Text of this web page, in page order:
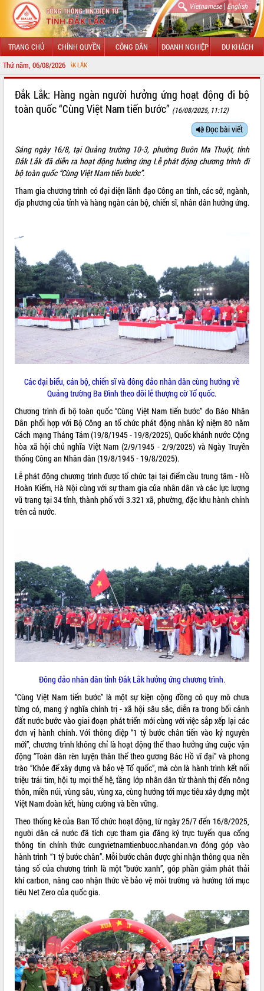
Vietnamese| English
TRANG CHỦ CHÍNH QUYỀN CÔNG DÂN DOANH NGHIỆP DU KHÁCH
Thứ năm, 06/08/2026
GIỚI THIỆU
LÃNH ĐẠO UBND TỈNH
SỞ, BAN, NGÀNH
THÔNG TIN CHỈ ĐẠO ĐIỀU HÀNH
VĂN BẢN HĐND TỈNH
ĐIỂM TIN VĂN BẢN
QUY HOẠCH - KẾ HOẠCH
Loading the player...
Lễ truy tặng danh hiệu “Bà Mẹ Việt
Nam Anh hùng” và trao Huân chương
Lao động
UBND tỉnh Đắk Lắk triển khai nhiệm
vụ 6 tháng cuối năm 2026
Kỳ họp thứ Hai, Hội đồng nhân dân
tỉnh khóa XI quyết nghị nhiều nội dung
quan trọng
Triết thăm, tặng quà người có công với
cách mạng
Rà soát, hoàn thiện hệ thống thiết chế
văn hóa, thể thao đáp ứng yêu cầu
phát triển mới
Thường trực HĐND tỉnh Đắk Lắk gặp
mặt Đoàn chuyên gia y tế TP. Hồ Chí
Minh
Lễ truy điệu và an táng hài cốt liệt sĩ
tại Nghĩa trang Liệt sĩ xã Sơn Hòa
Bàn giải pháp tháo gỡ khó khăn trong
xuất khẩu sầu riêng và triển khai quy
định EUDR
Thứ trưởng Bộ Nông nghiệp và Môi
trường Nguyễn Hoàng Hiệp khảo sát
vùng trồng và doanh nghiệp đóng gói
Trình diễn nghệ thuật chế biến các
món ăn từ sầu riêng
Đắk Lắk công bố Quy hoạch và xúc
tiến đầu tư tỉnh
Ngành cá ngừ Đắk Lắk chủ động thích
ứng để giữ vững thị trường xuất khẩu
ALBUM ẢNH
LIÊN KẾT WEB
THỐNG KÊ TRUY CẬP
Hôm nay: 147
Tất cả: 66012887
Đắk Lắk: Hàng ngàn người hưởng ứng hoạt động đi bộ
toàn quốc “Cùng Việt Nam tiến bước” (16/08/2025, 11:12)
Đọc bài viết
Sáng ngày 16/8, tại Quảng trường 10-3, phường Buôn Ma Thuột, tỉnh
Đắk Lắk đã diễn ra hoạt động hưởng ứng Lễ phát động chương trình đi
bộ toàn quốc “Cùng Việt Nam tiến bước”.
Tham gia chương trình có đại diện lãnh đạo Công an tỉnh, các sở, ngành,
địa phương của tỉnh và hàng ngàn cán bộ, chiến sĩ, nhân dân hưởng ứng.
Các đại biểu, cán bộ, chiến sĩ và đông đảo nhân dân cùng hướng về
Quảng trường Ba Đình theo dõi lễ thượng cờ Tổ quốc.
Chương trình đi bộ toàn quốc “Cùng Việt Nam tiến bước” do Báo Nhân
Dân phối hợp với Bộ Công an tổ chức phát động nhân kỷ niệm 80 năm
Cách mạng Tháng Tám (19/8/1945 - 19/8/2025), Quốc khánh nước Cộng
hòa xã hội chủ nghĩa Việt Nam (2/9/1945 - 2/9/2025) và Ngày Truyền
thống Công an Nhân dân (19/8/1945 - 19/8/2025).
Lễ phát động chương trình được tổ chức tại tại điểm cầu trung tâm - Hồ
Hoàn Kiếm, Hà Nội cùng với sự tham gia của nhân dân và các lực lượng
vũ trang tại 34 tỉnh, thành phố với 3.321 xã, phường, đặc khu hành chính
trên cả nước.
Đông đảo nhân dân tỉnh Đắk Lắk hưởng ứng chương trình.
“Cùng Việt Nam tiến bước” là một sự kiện cộng đồng có quy mô chưa
từng có, mang ý nghĩa chính trị - xã hội sâu sắc, diễn ra trong bối cảnh
đất nước bước vào giai đoạn phát triển mới cùng với việc sắp xếp lại các
đơn vị hành chính. Với thông điệp “1 tỷ bước chân tiến vào kỷ nguyên
mới”, chương trình không chỉ là hoạt động thể thao hưởng ứng cuộc vận
động “Toàn dân rèn luyện thân thể theo gương Bác Hồ vĩ đại” và phong
trào “Khỏe để xây dựng và bảo vệ Tổ quốc”, mà còn là hành trình kết nối
triệu trái tim, hội tụ mọi thế hệ, tầng lớp nhân dân từ thành thị đến nông
thôn, miền núi, vùng sâu, vùng xa, cùng hướng tới mục tiêu xây dựng một
Việt Nam đoàn kết, hùng cường và bền vững.
Theo thống kê của Ban Tổ chức hoạt động, từ ngày 25/7 đến 16/8/2025,
người dân cả nước đã tích cực tham gia đăng ký trực tuyến qua cổng
thông tin chính thứccungvietnamtienbuoc.nhandan.vn đóng góp vào
hành trình “1 tỷ bước chân”. Mỗi bước chân được ghi nhận thông qua nền
tảng số của chương trình là một “bước xanh”, góp phần giảm phát thải
khí carbon, nâng cao nhận thức về bảo vệ môi trường và hướng tới mục
tiêu Net Zero của quốc gia.